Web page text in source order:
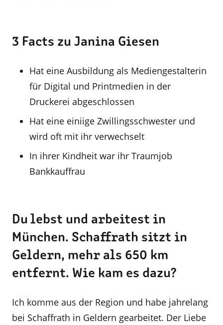
3 Facts zu Janina Giesen
Hat eine Ausbildung als Mediengestalterin
für Digital und Printmedien in der
Druckerei abgeschlossen
Hat eine einiige Zwillingsschwester und
wird oft mit ihr verwechselt
In ihrer Kindheit war ihr Traumjob
Bankkauffrau
Du lebst und arbeitest in
München. Schaffrath sitzt in
Geldern, mehr als 650 km
entfernt. Wie kam es dazu?
Ich komme aus der Region und habe jahrelang
bei Schaffrath in Geldern gearbeitet. Der Liebe